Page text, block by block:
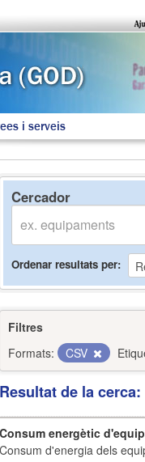
i serveis
Cercador
Ordenar resultats per
Filtres
Formats:
CSV
Resultat de la
Consum energètic
Consum d'energia dels